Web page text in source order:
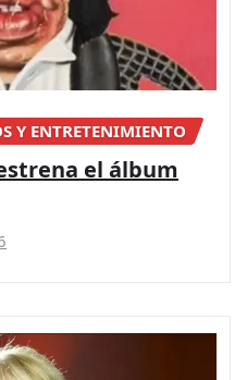
Y ENTRETENIMIENTO
el álbum